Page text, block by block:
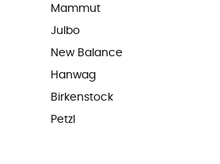
Mammut
Julbo
New Balance
Hanwag
Birkenstock
Petzl